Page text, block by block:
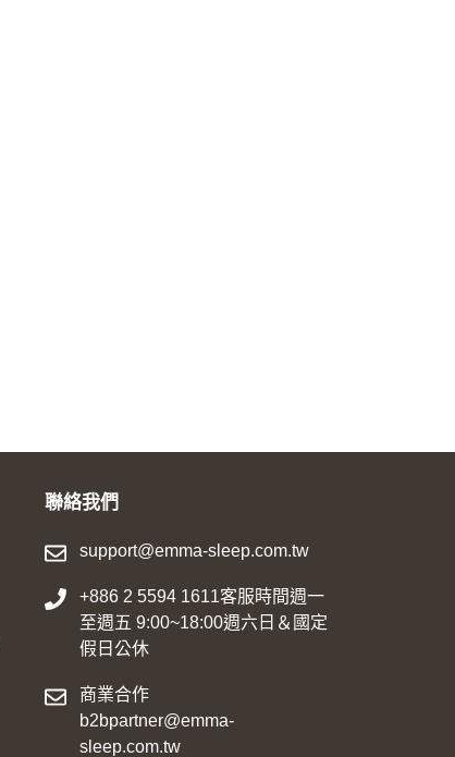
聯絡我們
support@emma-sleep.com.tw
+886 2 5594 1611客服時間週一
至週五 9:00~18:00週六日＆國定
假日公休
商業合作
b2bpartner@emma-
sleep.com.tw